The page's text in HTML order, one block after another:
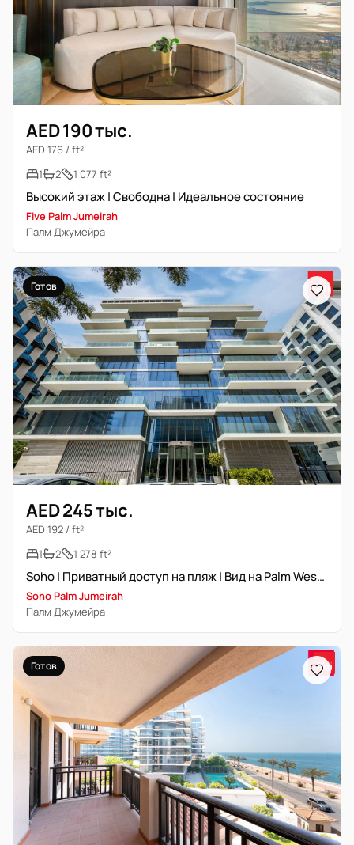
AED 190 тыс.
AED 176 / ft²
1
2 1 077 ft²
Высокий этаж | Свободна | Идеальное состояние
Five Palm Jumeirah
Палм Джумейра
Готов
AED 245 тыс.
AED 192 / ft²
1
2 1 278 ft²
Soho | Приватный доступ на пляж | Вид на Palm West Beach
Soho Palm Jumeirah
Палм Джумейра
Готов